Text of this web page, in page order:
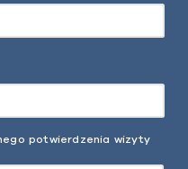
potwierdzenia wizyty